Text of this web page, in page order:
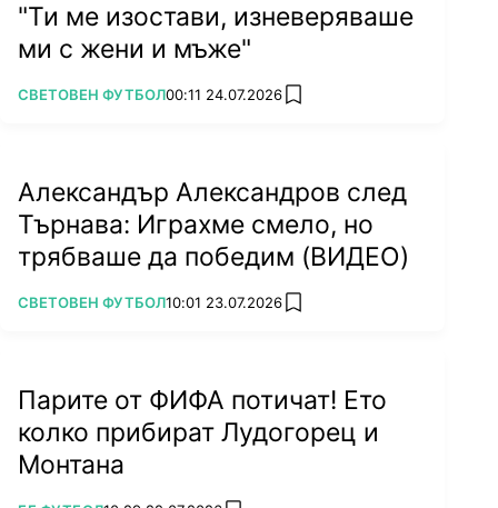
"Ти ме изостави, изневеряваше
ми с жени и мъже"
ПОВЕЧЕ ОТ
СВЕТОВЕН ФУТБОЛ00:11 24.07.2026 add favorites
Александър Александров след
Търнава: Играхме смело, но
трябваше да победим (ВИДЕО)
ПОВЕЧЕ ОТ
СВЕТОВЕН ФУТБОЛ10:01 23.07.2026 add favorites
Парите от ФИФА потичат! Ето
колко прибират Лудогорец и
Монтана